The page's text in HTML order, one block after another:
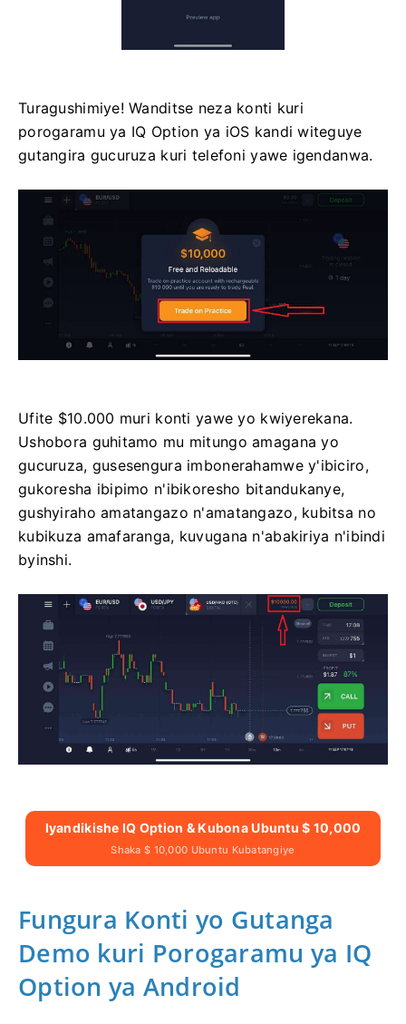
Turagushimiye! Wanditse neza konti kuri
porogaramu ya IQ Option ya iOS kandi witeguye
gutangira gucuruza kuri telefoni yawe igendanwa.
Ufite $10.000 muri konti yawe yo kwiyerekana.
Ushobora guhitamo mu mitungo amagana yo
gucuruza, gusesengura imbonerahamwe y'ibiciro,
gukoresha ibipimo n'ibikoresho bitandukanye,
gushyiraho amatangazo n'amatangazo, kubitsa no
kubikuza amafaranga, kuvugana n'abakiriya n'ibindi
byinshi.
Iyandikishe IQ Option & Kubona Ubuntu $ 10,000
Shaka $ 10,000 Ubuntu Kubatangiye
Fungura Konti yo Gutanga
Demo kuri Porogaramu ya IQ
Option ya Android